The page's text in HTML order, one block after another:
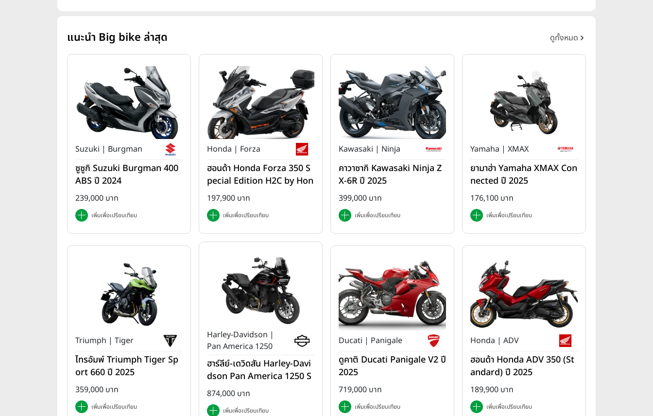
แนะนำ Big bike ล่าสุด ดูทั้งหมด
Suzuki | Burgman
ซูซูกิ Suzuki Burgman 400
ABS ปี 2024
239,000 บาท
เพิ่มเพื่อเปรียบเทียบ
Honda | Forza
ฮอนด้า Honda Forza 350 S
pecial Edition H2C by Hon
da ปี 2025
197,900 บาท
เพิ่มเพื่อเปรียบเทียบ
Kawasaki | Ninja
คาวาซากิ Kawasaki Ninja Z
X-6R ปี 2025
399,000 บาท
เพิ่มเพื่อเปรียบเทียบ
Yamaha | XMAX
ยามาฮ่า Yamaha XMAX Con
nected ปี 2025
176,100 บาท
เพิ่มเพื่อเปรียบเทียบ
Triumph | Tiger
ไทรอัมพ์ Triumph Tiger Sp
ort 660 ปี 2025
359,000 บาท
เพิ่มเพื่อเปรียบเทียบ
Harley-Davidson |
Pan America 1250
ฮาร์ลีย์-เดวิดสัน Harley-Davi
dson Pan America 1250 S
T ปี 2025
874,000 บาท
เพิ่มเพื่อเปรียบเทียบ
Ducati | Panigale
ดูคาติ Ducati Panigale V2 ปี
2025
719,000 บาท
เพิ่มเพื่อเปรียบเทียบ
Honda | ADV
ฮอนด้า Honda ADV 350 (St
andard) ปี 2025
189,900 บาท
เพิ่มเพื่อเปรียบเทียบ